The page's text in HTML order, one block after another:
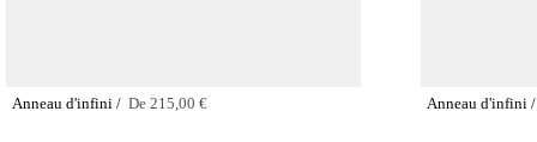
Anneau d'infini / De 215,00 € Anneau d'infini /